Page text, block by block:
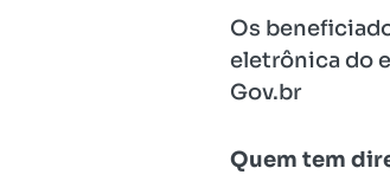
Os
eletrônica do
Gov.br
Quem tem